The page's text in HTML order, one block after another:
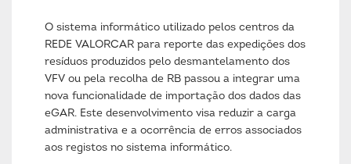
O sistema informático utilizado pelos centros da
REDE VALORCAR para reporte das expedições dos
resíduos produzidos pelo desmantelamento dos
VFV ou pela recolha de RB passou a integrar uma
nova funcionalidade de importação dos dados das
eGAR. Este desenvolvimento visa reduzir a carga
administrativa e a ocorrência de erros associados
aos registos no sistema informático.